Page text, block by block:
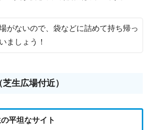
がないので、袋などに詰めて持ち帰っ
ましょう！
生広場付近）
平坦なサイト